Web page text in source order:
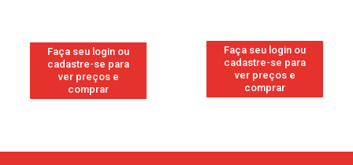
Faça seu login ou
cadastre-se para
ver preços e
comprar
Faça seu login ou
cadastre-se para
ver preços e
comprar